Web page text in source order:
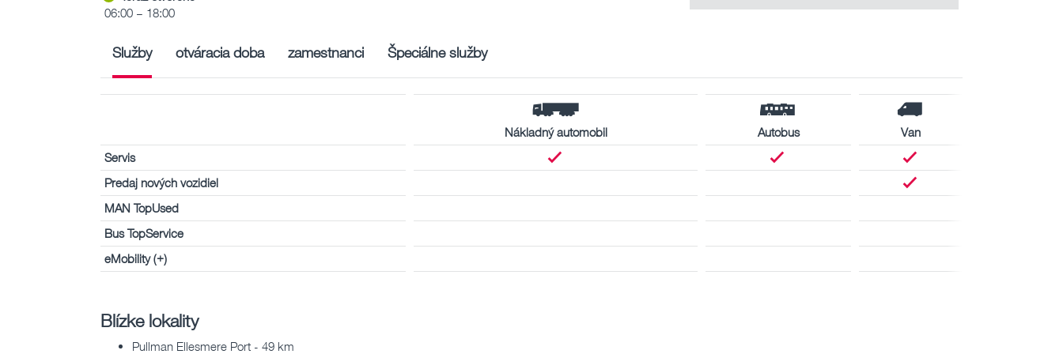
06:00 – 18:00
Služby otváracia doba zamestnanci Špeciálne služby
Nákladný automobil Autobus
Van
Servis
Predaj nových vozidiel
MAN TopUsed
Bus TopService
eMobility (+)
Blízke lokality
Pullman Ellesmere Port - 49 km